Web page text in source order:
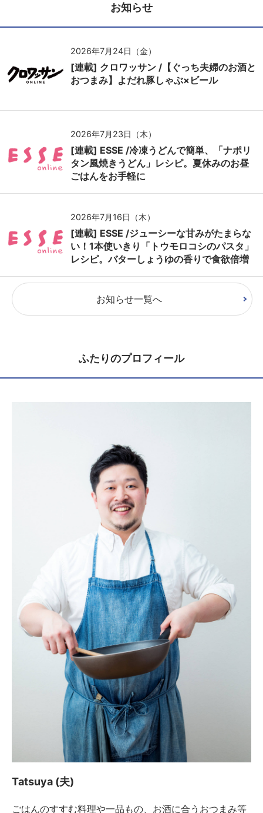
お知らせ
2026年7月24日（金）
[連載] クロワッサン /【ぐっち夫婦のお酒と
おつまみ】よだれ豚しゃぶ×ビール
2026年7月23日（木）
[連載] ESSE /冷凍うどんで簡単、「ナポリ
タン風焼きうどん」レシピ。夏休みのお昼
ごはんをお手軽に
2026年7月16日（木）
[連載] ESSE /ジューシーな甘みがたまらな
い！1本使いきり「トウモロコシのパスタ」
レシピ。バターしょうゆの香りで食欲倍増
お知らせ一覧へ
ふたりのプロフィール
Tatsuya (夫)
ごはんのすすむ料理や一品もの、お酒に合うおつまみ等